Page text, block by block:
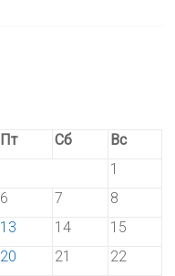
Пт Сб
Вс
1
6 7
8
13 14
15
20 21
22